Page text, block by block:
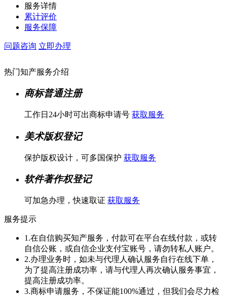
服务详情
累计评价
服务保障
问题咨询 立即办理
热门知产服务介绍
商标普通注册
工作日24小时可出商标申请号 获取服务
美术版权登记
保护版权设计，可多国保护 获取服务
软件著作权登记
可加急办理，快速取证 获取服务
服务提示
1.在自信购买知产服务，付款可在平台在线付款，或转
自信公账，或自信企业支付宝账号，请勿转私人账户。
2.办理业务时，如未与代理人确认服务自行在线下单，
为了提高注册成功率，请与代理人再次确认服务事宜，
提高注册成功率。
3.商标申请服务，不保证能100%通过，但我们会尽力检